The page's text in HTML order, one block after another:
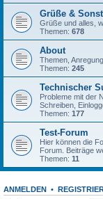
Grüße &
Grüße und alles,
Themen: 678
About
Themen,
Themen: 245
Technischer
Probleme mit der
Schreiben,
Themen: 177
Test-Forum
Hier können die
Forum. Beiträge
Themen: 11
ANMELDEN •